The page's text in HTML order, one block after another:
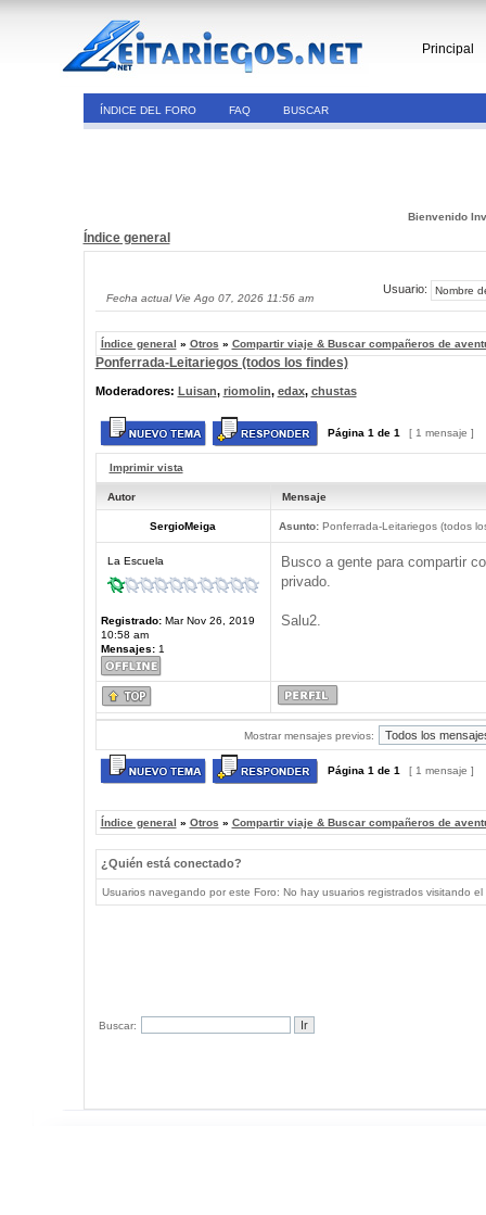
Principal
ÍNDICE DEL FORO FAQ BUSCAR
Bienvenido
Índice general
Fecha actual Vie Ago 07, 2026 11:56 am
Usuario:
Índice general » Otros » Compartir viaje & Buscar compañeros de
Ponferrada-Leitariegos (todos los findes)
Moderadores: Luisan, riomolin, edax, chustas
Página 1 de 1 [ 1 mensaje ]
Imprimir vista
Autor Mensaje
SergioMeiga Asunto:Ponferrada-Leitariegos (todos
La Escuela
Registrado:Mar Nov 26, 2019
10:58 am
Mensajes:1
Busco a gente para compartir
privado.
Salu2.
Mostrar mensajes previos:
Página 1 de 1 [ 1 mensaje ]
Índice general » Otros » Compartir viaje & Buscar compañeros de
¿Quién está conectado?
Usuarios navegando por este Foro: No hay usuarios registrados visitando
Buscar: